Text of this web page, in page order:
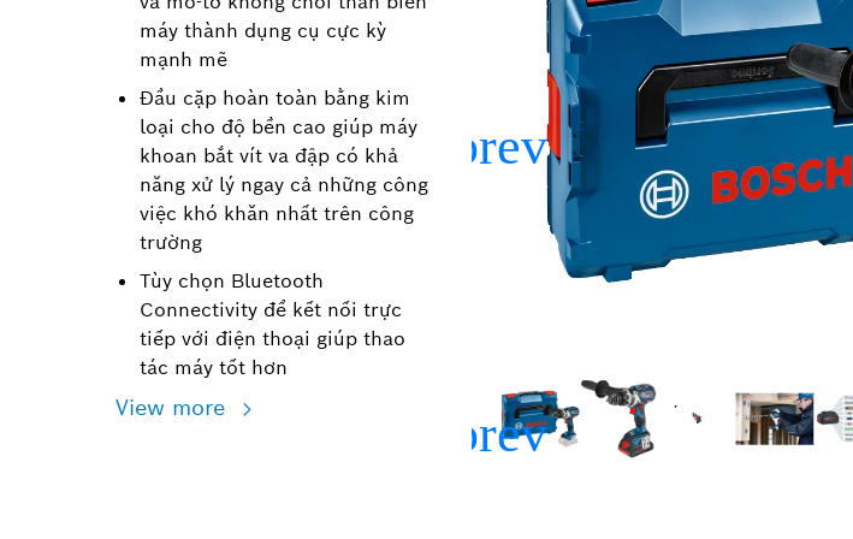
máy thành dụng cụ cực kỳ
mạnh mẽ
Đầu cặp hoàn toàn bằng kim
loại cho độ bền cao giúp máy
khoan bắt vít va đập có khả
năng xử lý ngay cả những công
việc khó khăn nhất trên công
trường
Tùy chọn Bluetooth
Connectivity để kết nối trực
tiếp với điện thoại giúp thao
tác máy tốt hơn
View more